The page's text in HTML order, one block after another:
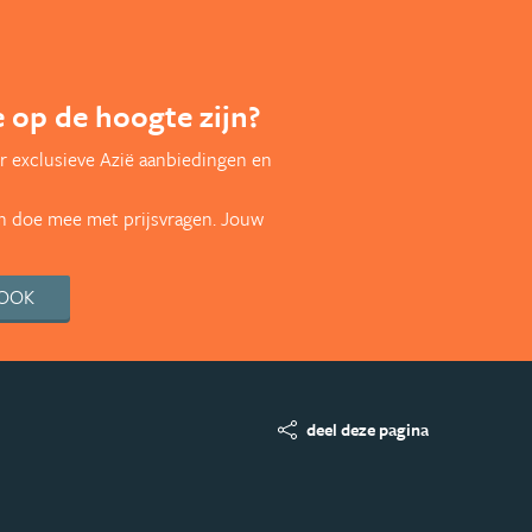
op de hoogte zijn?
exclusieve Azië aanbiedingen en
doe mee met prijsvragen. Jouw
deel deze pagina